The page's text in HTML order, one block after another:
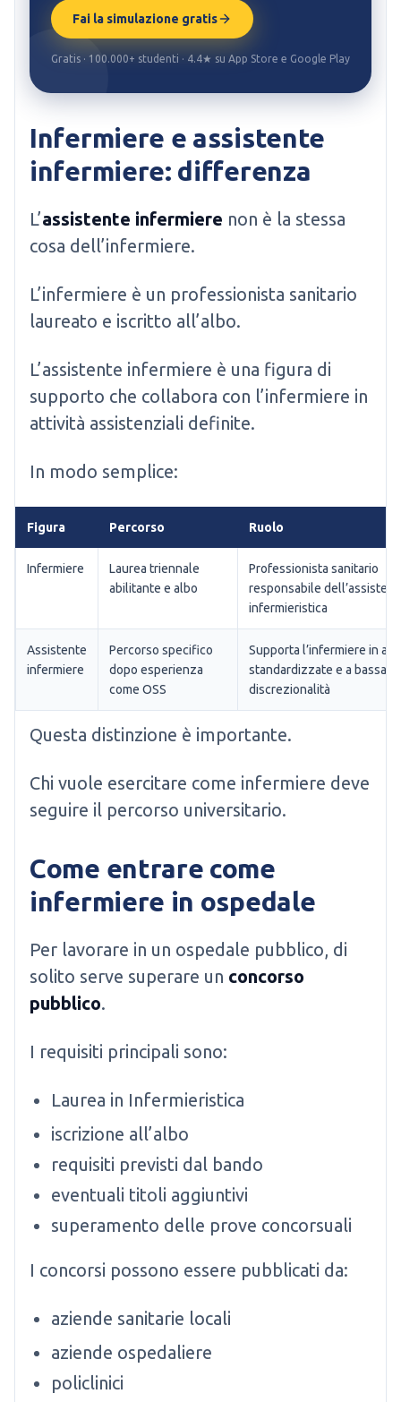
Fai la simulazione gratis
Gratis · 100.000+ studenti · 4.4★ su App Store e Google Play
Infermiere e assistente
infermiere: differenza
L’assistente infermiere non è la stessa
cosa dell’infermiere.
L’infermiere è un professionista sanitario
laureato e iscritto all’albo.
L’assistente infermiere è una figura di
supporto che collabora con l’infermiere in
attività assistenziali definite.
In modo semplice:
Figura Percorso Ruolo
Infermiere
Laurea triennale
abilitante e albo
Professionista sanitario
responsabile
infermieristica
Assistente
infermiere
Percorso specifico
dopo esperienza
come OSS
Supporta l’infermiere in
standardizzate e a bassa
discrezionalità
Questa distinzione è importante.
Chi vuole esercitare come infermiere deve
seguire il percorso universitario.
Come entrare come
infermiere in ospedale
Per lavorare in un ospedale pubblico, di
solito serve superare un concorso
pubblico.
I requisiti principali sono:
Laurea in Infermieristica
iscrizione all’albo
requisiti previsti dal bando
eventuali titoli aggiuntivi
superamento delle prove concorsuali
I concorsi possono essere pubblicati da:
aziende sanitarie locali
aziende ospedaliere
policlinici